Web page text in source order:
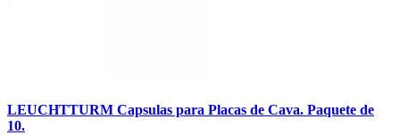
LEUCHTTURM Capsulas para Placas de Cava. Paquete de
10.